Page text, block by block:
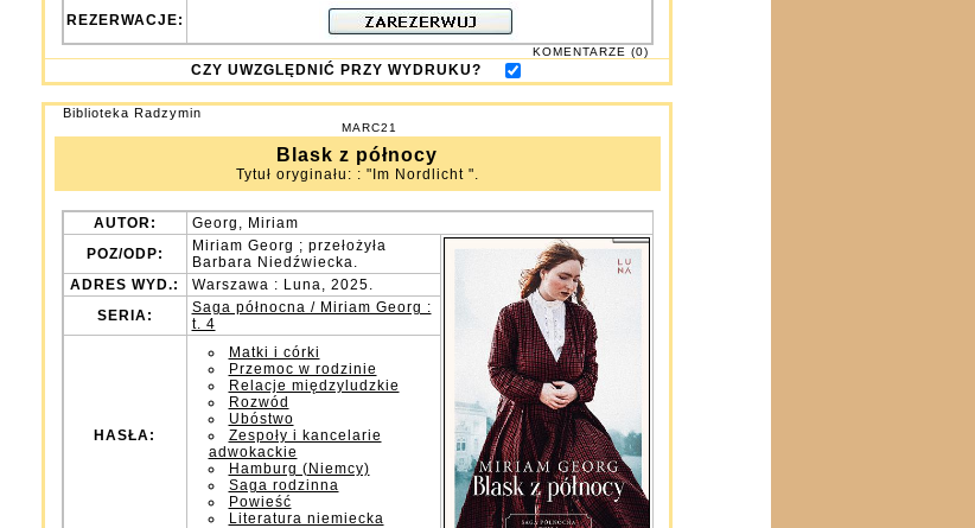
REZERWACJE:
KOMENTARZE (0)
CZY UWZGLĘDNIĆ PRZY WYDRUKU?
Biblioteka Radzymin
MARC21
Blask z północy
Tytuł oryginału: : "Im Nordlicht ".
AUTOR:
Georg, Miriam
POZ/ODP:
Miriam Georg ; przełożyła
Barbara Niedźwiecka.
ADRES WYD.:
Warszawa : Luna, 2025.
SERIA:
Saga północna / Miriam Georg :
t. 4
HASŁA:
Matki i córki
Przemoc w rodzinie
Relacje międzyludzkie
Rozwód
Ubóstwo
Zespoły i kancelarie
adwokackie
Hamburg (Niemcy)
Saga rodzinna
Powieść
Literatura niemiecka